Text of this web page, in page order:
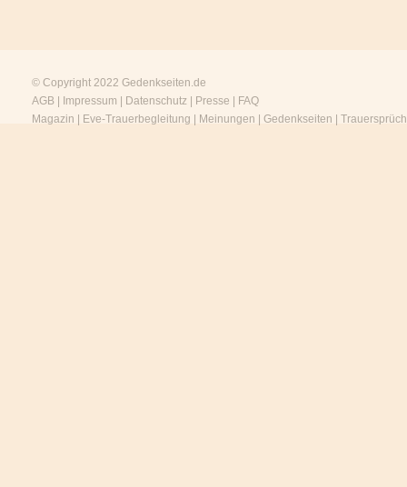
© Copyright 2022 Gedenkseiten.de
AGB
Impressum Datenschutz Presse
FAQ
Magazin
Eve-Trauerbegleitung Meinungen Gedenkseiten